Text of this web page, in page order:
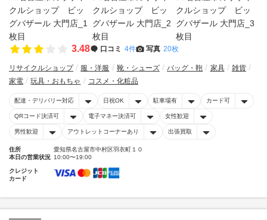
3.48 口コミ 4件 写真 20枚
リサイクルショップ 服・洋服 靴・シューズ バッグ・鞄 家具
雑貨
家電
玩具・おもちゃ コスメ・化粧品
配達・デリバリー対応 日祝OK 駐車場有 カード可
QRコード決済可 電子マネー決済可 女性歓迎
男性歓迎 アウトレットコーナーあり 出張買取
住所
愛知県名古屋市中村区羽衣町１０
本日の営業状況 10:00〜19:00
クレジット
カード